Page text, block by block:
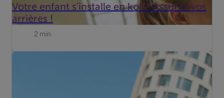
Votre enfant s'installe en kot ? Assurez vos
arrières !
2 min
Beobank s’est intéressé aux freins qui entourent
l’investissement et propose dès maintenant Beobank
Smart Invest. Découvrez le témoignage de Roel de
Buyser, Invest Advisory chez Beobank.